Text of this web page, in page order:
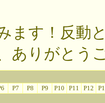
ます！反動
ありがとう
P7 P8 P9 P10 P11 P12